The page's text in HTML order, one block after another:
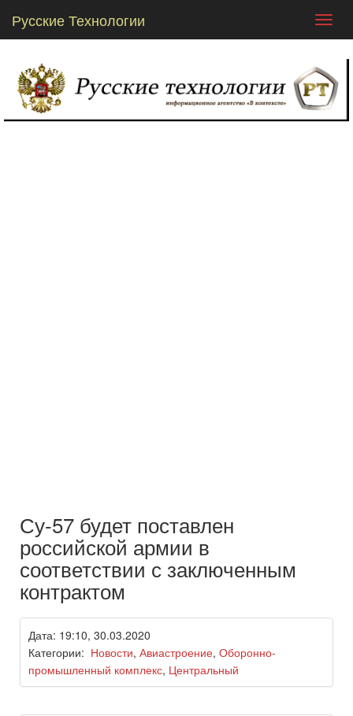
Русские Технологии
Су-57 будет поставлен
российской армии в
соответствии с заключенным
контрактом
Дата: 19:10, 30.03.2020
Категории: Новости, Авиастроение, Оборонно-
промышленный комплекс, Центральный